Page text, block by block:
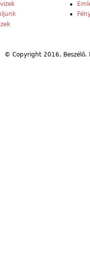
© Copyright 2016,